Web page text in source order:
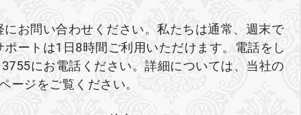
お問い合わせください。私たちは通常、週末で
ートは1日8時間ご利用いただけます。電話をし
にお電話ください。詳細については、当社の
ージをご覧ください。